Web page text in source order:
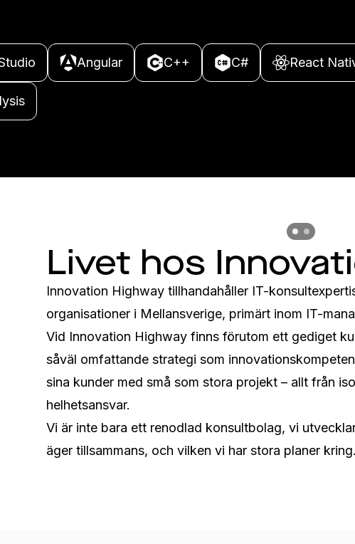
Angular C++ C# React
Previous
Previous
Livet hos
Innovation Highway tillhandahåller IT-
organisationer i Mellansverige, primärt inom IT-
Vid Innovation Highway finns förutom ett gediget
såväl omfattande strategi som
sina kunder med små som stora projekt – allt från
helhetsansvar.
Vi är inte bara ett renodlad konsultbolag, vi
äger tillsammans, och vilken vi har stora planer kring.